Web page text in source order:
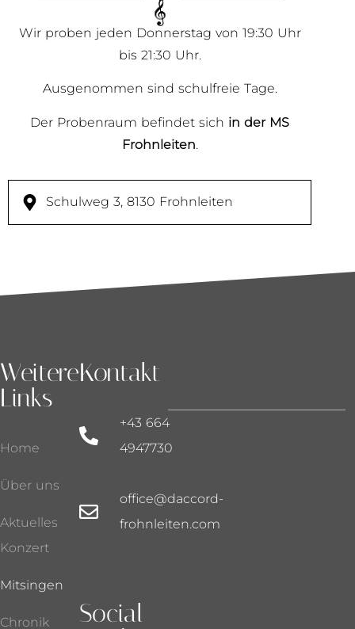
Wir proben jeden Donnerstag von 19:30 Uhr
bis 21:30 Uhr.
Ausgenommen sind schulfreie Tage.
Der Probenraum befindet sich in der MS
Frohnleiten.
Schulweg 3, 8130 Frohnleiten
Weitere
Links
Home
Über uns
Aktuelles
Konzert
Mitsingen
Chronik
Kontakt
+43 664
4947730
office@daccord-
frohnleiten.com
Social